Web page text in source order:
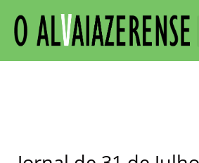
content